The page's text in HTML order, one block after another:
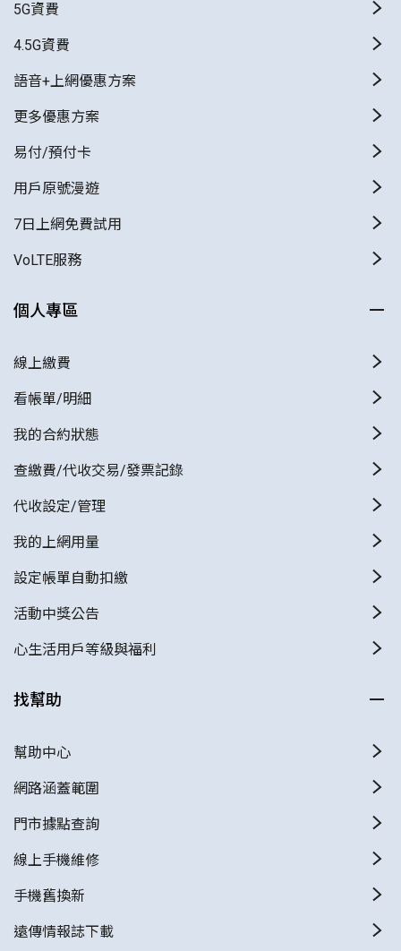
5G資費
4.5G資費
語音+上網優惠方案
更多優惠方案
易付/預付卡
用戶原號漫遊
7日上網免費試用
VoLTE服務
個人專區
線上繳費
看帳單/明細
我的合約狀態
查繳費/代收交易/發票記錄
代收設定/管理
我的上網用量
設定帳單自動扣繳
活動中獎公告
心生活用戶等級與福利
找幫助
幫助中心
網路涵蓋範圍
門市據點查詢
線上手機維修
手機舊換新
遠傳情報誌下載